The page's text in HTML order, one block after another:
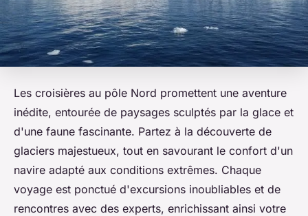
Les croisières au pôle Nord promettent une aventure
inédite, entourée de paysages sculptés par la glace et
d'une faune fascinante. Partez à la découverte de
glaciers majestueux, tout en savourant le confort d'un
navire adapté aux conditions extrêmes. Chaque
voyage est ponctué d'excursions inoubliables et de
rencontres avec des experts, enrichissant ainsi votre